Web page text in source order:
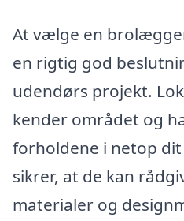
At vælge en
en rigtig god
udendørs projekt.
kender området og
forholdene i netop
sikrer, at de kan
materialer og